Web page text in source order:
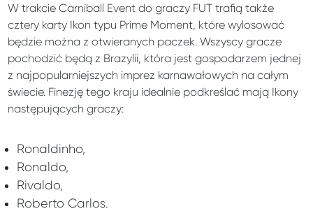
W trakcie Carniball Event do graczy FUT trafią także
cztery karty Ikon typu Prime Moment, które wylosować
będzie można z otwieranych paczek. Wszyscy gracze
pochodzić będą z Brazylii, która jest gospodarzem jednej
z najpopularniejszych imprez karnawałowych na całym
świecie. Finezję tego kraju idealnie podkreślać mają Ikony
następujących graczy:
Ronaldinho,
Ronaldo,
Rivaldo,
Roberto Carlos.